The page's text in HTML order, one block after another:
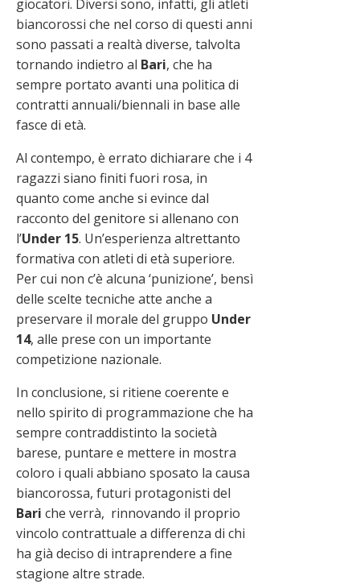
giocatori. Diversi sono, infatti, gli atleti
biancorossi che nel corso di questi anni
sono passati a realtà diverse, talvolta
tornando indietro al Bari, che ha
sempre portato avanti una politica di
contratti annuali/biennali in base alle
fasce di età.
Al contempo, è errato dichiarare che i 4
ragazzi siano finiti fuori rosa, in
quanto come anche si evince dal
racconto del genitore si allenano con
l’Under 15. Un’esperienza altrettanto
formativa con atleti di età superiore.
Per cui non c’è alcuna ‘punizione’, bensì
delle scelte tecniche atte anche a
preservare il morale del gruppo Under
14, alle prese con un importante
competizione nazionale.
In conclusione, si ritiene coerente e
nello spirito di programmazione che ha
sempre contraddistinto la società
barese, puntare e mettere in mostra
coloro i quali abbiano sposato la causa
biancorossa, futuri protagonisti del
Bari che verrà, rinnovando il proprio
vincolo contrattuale a differenza di chi
ha già deciso di intraprendere a fine
stagione altre strade.